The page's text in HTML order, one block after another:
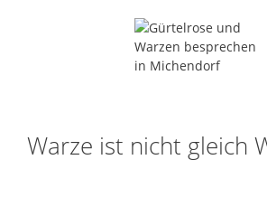
Warze ist nicht gleich